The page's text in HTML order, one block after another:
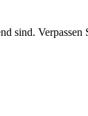
sind. Verpassen